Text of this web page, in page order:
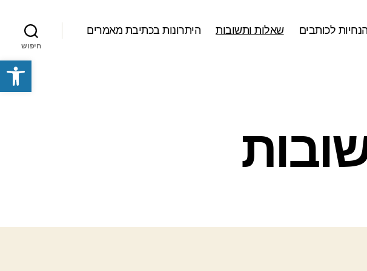
פתח סרגל נגישות
הנחיות לכותבים שאלות ותשובות היתרונות בכתיבת מאמרים
חיפוש